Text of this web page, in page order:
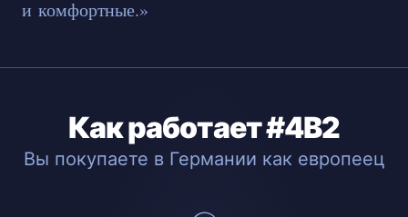
и комфортные.»
Как работает #4B2
Вы покупаете в Германии как европеец